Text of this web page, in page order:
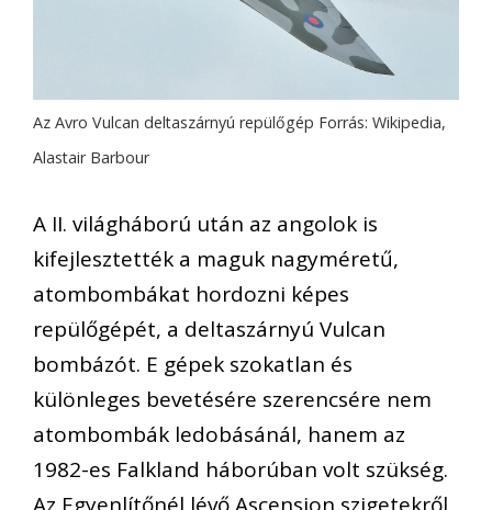
Az Avro Vulcan deltaszárnyú repülőgép Forrás: Wikipedia,
Alastair Barbour
A II. világháború után az angolok is
kifejlesztették a maguk nagyméretű,
atombombákat hordozni képes
repülőgépét, a deltaszárnyú Vulcan
bombázót. E gépek szokatlan és
különleges bevetésére szerencsére nem
atombombák ledobásánál, hanem az
1982-es Falkland háborúban volt szükség.